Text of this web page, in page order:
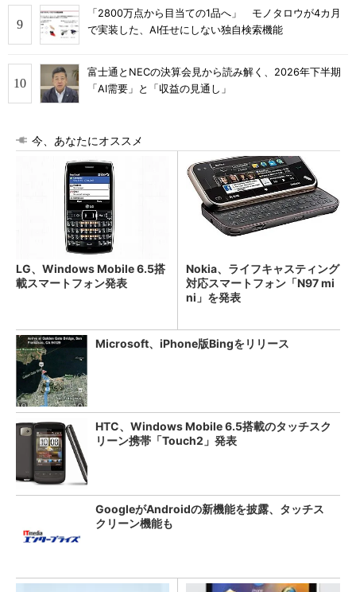
「2800万点から目当ての1品へ」 モノタロウが4カ月
で実装した、AI任せにしない独自検索機能
富士通とNECの決算会見から読み解く、2026年下半期
「AI需要」と「収益の見通し」
今、あなたにオススメ
LG、Windows Mobile 6.5搭
載スマートフォン発表
Nokia、ライフキャスティング
対応スマートフォン「N97 mi
ni」を発表
Microsoft、iPhone版Bingをリリース
HTC、Windows Mobile 6.5搭載のタッチスク
リーン携帯「Touch2」発表
GoogleがAndroidの新機能を披露、タッチス
クリーン機能も